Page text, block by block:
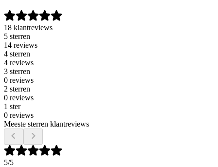
18 klantreviews
5 sterren
14 reviews
4 sterren
4 reviews
3 sterren
0 reviews
2 sterren
0 reviews
1 ster
0 reviews
Meeste sterren klantreviews
5/5